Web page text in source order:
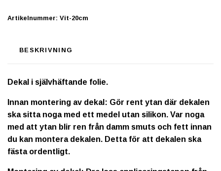
Artikelnummer: Vit-20cm
BESKRIVNING
Dekal i självhäftande folie.
Innan montering av dekal: Gör rent ytan där dekalen
ska sitta noga med ett medel utan silikon. Var noga
med att ytan blir ren från damm smuts och fett innan
du kan montera dekalen. Detta för att dekalen ska
fästa ordentligt.